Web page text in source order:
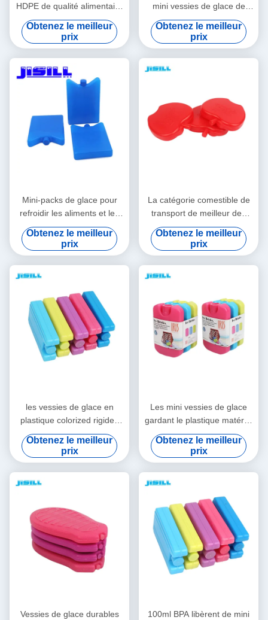
HDPE de qualité alimentaire
Forme/Couleur/Taille/Impression/Emballage
personnalisables Livraison
en 15-20 jours
Obtenez le meilleur
prix
mini vessies de glace de
Liquild pour des enfants 10,8
* 5,8 * 2cm
Obtenez le meilleur
prix
Mini-packs de glace pour
refroidir les aliments et les
boissons dans les boîtes à
lunch, les pique-niques et
plus encore. Polyvalents,
portables et réutilisables
pour le camping, la pêche et
plus encore.
Obtenez le meilleur
prix
La catégorie comestible de
transport de meilleur des
prix de glace de gel de
sports aquatiques de
pomme HDPE solaire
vaccinique de forme
colorized des vessies de
Obtenez le meilleur
prix
les vessies de glace en
plastique colorized rigides
colorées de catégorie
comestible de HDPE
emploient extensivement
gardent le refroidisseur froid
de bouteille de gel pour la
Obtenez le meilleur
prix
Les mini vessies de glace
gardant le plastique matériel
promotionnel froid de
catégorie comestible de
changement de phase de
produit hydrofuge colorized
la vessie de glace
Obtenez le meilleur
prix
Vessies de glace durables
100ml BPA libèrent de mini